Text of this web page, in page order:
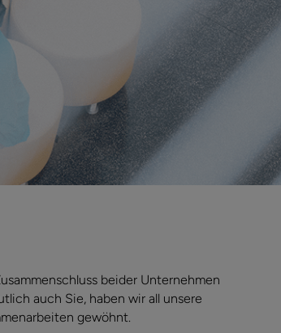
beider Unternehmen
auch Sie, haben wir all unsere
gewöhnt.